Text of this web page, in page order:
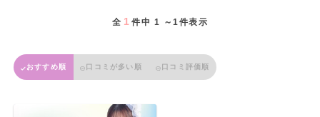
全 1 件中 1 ～1件表示
おすすめ順 口コミが多い順 口コミ評価順